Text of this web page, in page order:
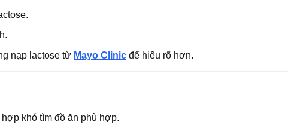
nạp lactose từ Mayo Clinic để hiểu rõ hơn.
khó tìm đồ ăn phù hợp.